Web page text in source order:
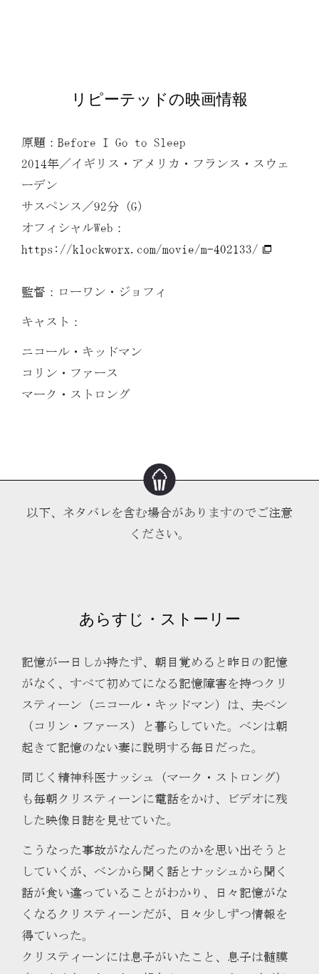
リピーテッドの映画情報
原題：Before I Go to Sleep
2014年／イギリス・アメリカ・フランス・スウェ
ーデン
サスペンス／92分（G）
オフィシャルWeb：
https://klockworx.com/movie/m-402133/
監督：ローワン・ジョフィ
キャスト：
ニコール・キッドマン
コリン・ファース
マーク・ストロング
以下、ネタバレを含む場合がありますのでご注意
ください。
あらすじ・ストーリー
記憶が一日しか持たず、朝目覚めると昨日の記憶
がなく、すべて初めてになる記憶障害を持つクリ
スティーン（ニコール・キッドマン）は、夫ベン
（コリン・ファース）と暮らしていた。ベンは朝
起きて記憶のない妻に説明する毎日だった。
同じく精神科医ナッシュ（マーク・ストロング）
も毎朝クリスティーンに電話をかけ、ビデオに残
した映像日誌を見せていた。
こうなった事故がなんだったのかを思い出そうと
していくが、ベンから聞く話とナッシュから聞く
話が食い違っていることがわかり、日々記憶がな
くなるクリスティーンだが、日々少しずつ情報を
得ていった。
クリスティーンには息子がいたこと、息子は髄膜